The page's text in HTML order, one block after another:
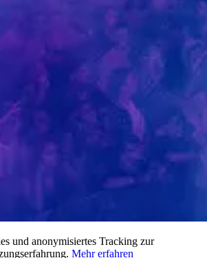
und anonymisiertes Tracking zur
Mehr erfahren